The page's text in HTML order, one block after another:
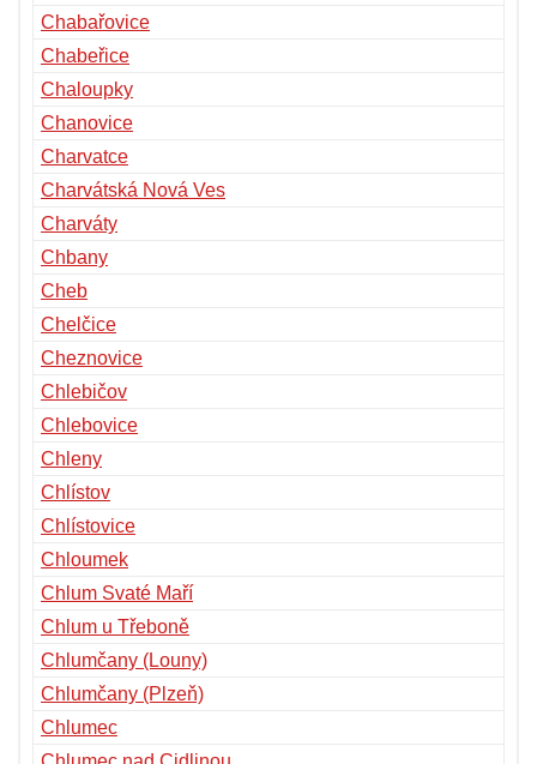
Chabařovice
Chabeřice
Chaloupky
Chanovice
Charvatce
Charvátská Nová Ves
Charváty
Chbany
Cheb
Chelčice
Cheznovice
Chlebičov
Chlebovice
Chleny
Chlístov
Chlístovice
Chloumek
Chlum Svaté Maří
Chlum u Třeboně
Chlumčany (Louny)
Chlumčany (Plzeň)
Chlumec